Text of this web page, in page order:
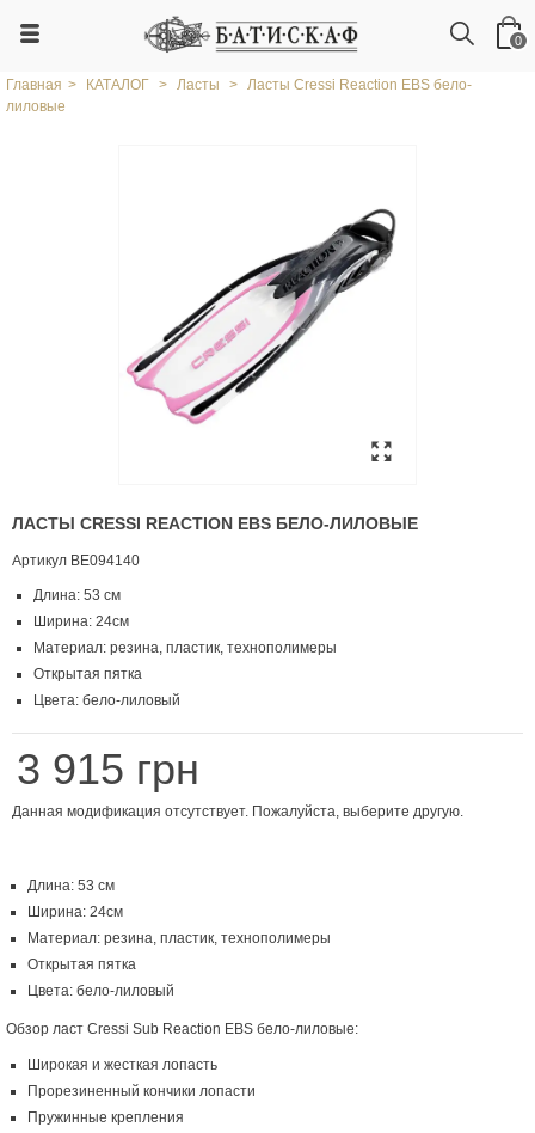
0
Главная > КАТАЛОГ > Ласты > Ласты Cressi Reaction EBS бело-
лиловые
ЛАСТЫ CRESSI REACTION EBS БЕЛО-ЛИЛОВЫЕ
Артикул BE094140
Длина: 53 см
Ширина: 24см
Материал: резина, пластик, технополимеры
Открытая пятка
Цвета: бело-лиловый
3 915 грн
Данная модификация отсутствует. Пожалуйста, выберите другую.
Длина: 53 см
Ширина: 24см
Материал: резина, пластик, технополимеры
Открытая пятка
Цвета: бело-лиловый
Обзор ласт Cressi Sub Reaction EBS бело-лиловые:
Широкая и жесткая лопасть
Прорезиненный кончики лопасти
Пружинные крепления